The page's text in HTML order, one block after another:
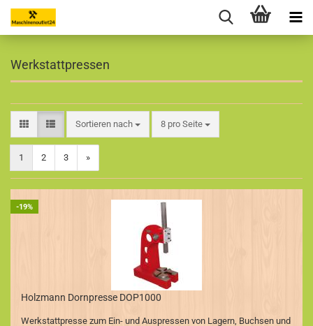
Werkstattpressen
Sortieren nach
Sortieren nach 8 pro Seite
pro Seite
1 2 3 »
-19%
Holzmann Dornpresse DOP1000
Werkstattpresse zum Ein- und Auspressen von Lagern, Buchsen und